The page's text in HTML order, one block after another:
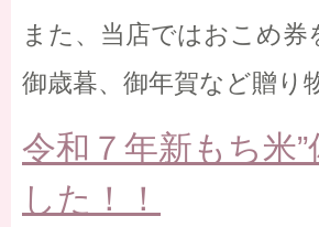
また、当店ではおこめ
御歳暮、御年賀など贈り
令和７年新もち米
した！！